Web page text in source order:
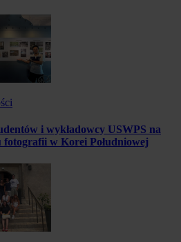
i wykładowcy USWPS na
fotografii w Korei Południowej